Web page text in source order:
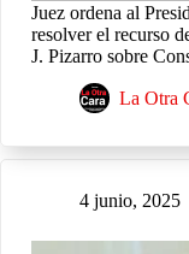
Juez ordena al
resolver el recurso
J. Pizarro sobre
La Otra
4 junio, 2025